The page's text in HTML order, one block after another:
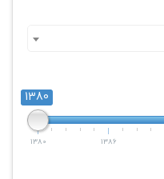
1380
1380 1386